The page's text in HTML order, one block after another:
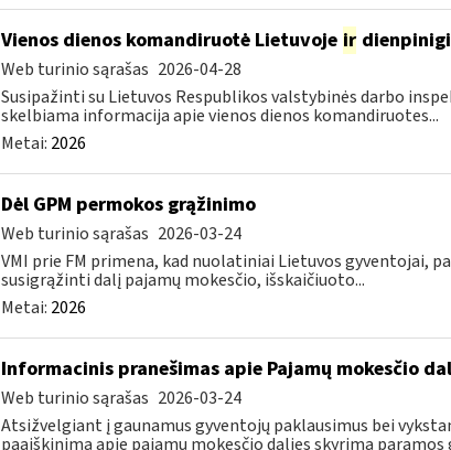
Vienos dienos komandiruotė Lietuvoje ir
Web turinio sąrašas 2026-04-28
Susipažinti su Lietuvos Respublikos valstybinės darbo
skelbiama informacija apie vienos dienos komandiruotes...
Metai: 2026
Dėl GPM permokos grąžinimo
Web turinio sąrašas 2026-03-24
VMI prie FM primena, kad nuolatiniai Lietuvos gyventojai,
susigrąžinti dalį pajamų mokesčio, išskaičiuoto...
Metai: 2026
Informacinis pranešimas apie Pajamų mokesčio
Web turinio sąrašas 2026-03-24
Atsižvelgiant į gaunamus gyventojų paklausimus bei
paaiškinimą apie pajamų mokesčio dalies skyrimą paramos